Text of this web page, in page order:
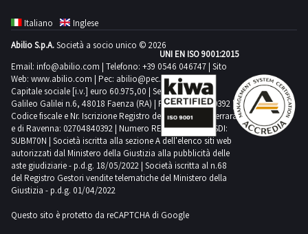
Italiano
Inglese
Abilio S.p.A.Società a socio unico © 2026
Email: info@abilio.com | Telefono: +39 0546 046747 | Sito
Web: www.abilio.com | Pec: abilio@pec.illimity.com
Capitale sociale [i.v.] euro 60.975,00 | Sede legale in Via
Galileo Galilei n.6, 48018 Faenza (RA) | P.IVA: 02704840392 |
Codice fiscale e Nr. Iscrizione Registro delle Imprese di Ferrara
e di Ravenna: 02704840392 | Numero REA RA 224830 | SDI:
SUBM70N | Società iscritta alla sezione A dell'elenco siti web
autorizzati dal Ministero della Giustizia alla pubblicità delle
aste giudiziarie - p.d.g. 18/05/2022 | Società iscritta al n.68
del Registro Gestori vendite telematiche del Ministero della
Giustizia - p.d.g. 01/04/2022
Questo sito è protetto da reCAPTCHA di Google
UNI EN ISO 9001:2015